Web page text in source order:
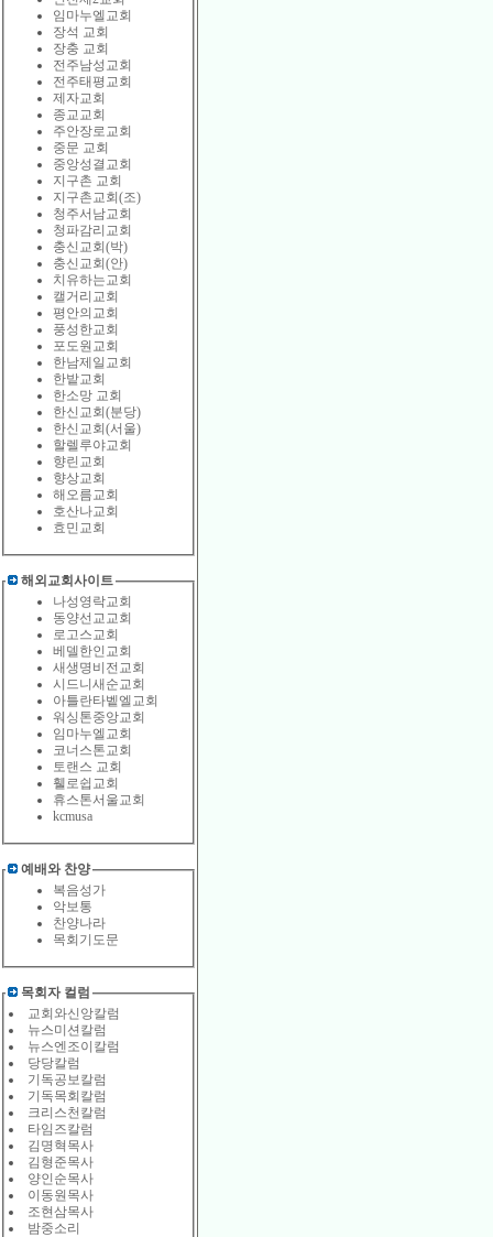
임마누엘교회
장석 교회
장충 교회
전주남성교회
전주태평교회
제자교회
종교교회
주안장로교회
중문 교회
중앙성결교회
지구촌 교회
지구촌교회(조)
청주서남교회
청파감리교회
충신교회(박)
충신교회(안)
치유하는교회
캘거리교회
평안의교회
풍성한교회
포도원교회
한남제일교회
한밭교회
한소망 교회
한신교회(분당)
한신교회(서울)
할렐루야교회
향린교회
향상교회
해오름교회
호산나교회
효민교회
해외교회사이트
나성영락교회
동양선교교회
로고스교회
베델한인교회
새생명비전교회
시드니새순교회
아틀란타벹엘교회
워싱톤중앙교회
임마누엘교회
코너스톤교회
토랜스 교회
휄로쉽교회
휴스톤서울교회
kcmusa
예배와 찬양
복음성가
악보통
찬양나라
목회기도문
목회자 컬럼
교회와신앙칼럼
뉴스미션칼럼
뉴스엔조이칼럼
당당칼럼
기독공보칼럼
기독목회칼럼
크리스천칼럼
타임즈칼럼
김명혁목사
김형준목사
양인순목사
이동원목사
조현삼목사
밤중소리